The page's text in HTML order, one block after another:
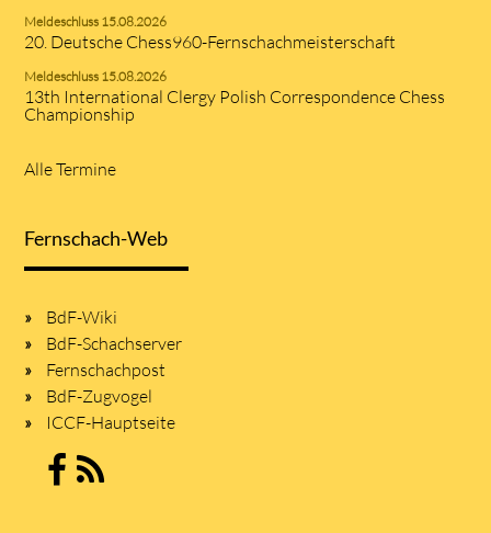
Meldeschluss 15.08.2026
20. Deutsche Chess960-Fernschachmeisterschaft
Meldeschluss 15.08.2026
13th International Clergy Polish Correspondence Chess
Championship
Alle Termine
Fernschach-Web
BdF-Wiki
BdF-Schachserver
Fernschachpost
BdF-Zugvogel
ICCF-Hauptseite